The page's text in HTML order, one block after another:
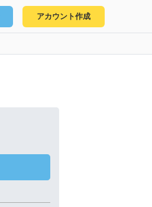
アカウント作成